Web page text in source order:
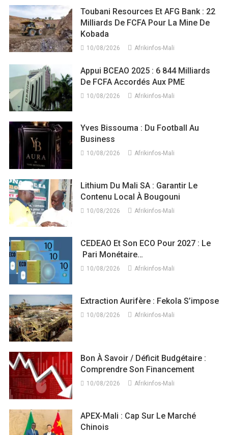
Toubani Resources Et AFG Bank : 22
Milliards De FCFA Pour La Mine De
Kobada
10/08/2026 Afrikinfos-Mali
Appui BCEAO 2025 : 6 844 Milliards
De FCFA Accordés Aux PME
10/08/2026 Afrikinfos-Mali
Yves Bissouma : Du Football Au
Business
10/08/2026 Afrikinfos-Mali
Lithium Du Mali SA : Garantir Le
Contenu Local À Bougouni
10/08/2026 Afrikinfos-Mali
CEDEAO Et Son ECO Pour 2027 : Le
Pari Monétaire…
10/08/2026 Afrikinfos-Mali
Extraction Aurifère : Fekola S’impose
10/08/2026 Afrikinfos-Mali
Bon À Savoir / Déficit Budgétaire :
Comprendre Son Financement
10/08/2026 Afrikinfos-Mali
APEX-Mali : Cap Sur Le Marché
Chinois